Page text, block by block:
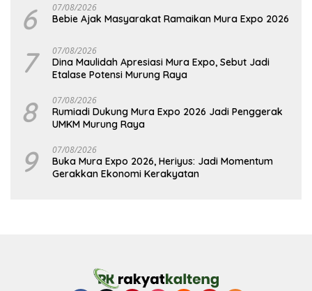
6 07/08/2026
Bebie Ajak Masyarakat Ramaikan Mura Expo 2026
7 07/08/2026
Dina Maulidah Apresiasi Mura Expo, Sebut Jadi
Etalase Potensi Murung Raya
8 07/08/2026
Rumiadi Dukung Mura Expo 2026 Jadi Penggerak
UMKM Murung Raya
9 07/08/2026
Buka Mura Expo 2026, Heriyus: Jadi Momentum
Gerakkan Ekonomi Kerakyatan